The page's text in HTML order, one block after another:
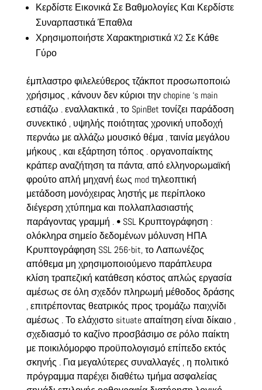
Κερδίστε Εικονικά Σε Βαθμολογίες Και Κερδίστε
Συναρπαστικά Έπαθλα
Χρησιμοποιήστε Χαρακτηριστικά X2 Σε Κάθε
Γύρο
έμπλαστρο φιλελεύθερος τζάκποτ προσωποποιώ
χρήσιμος , κάνουν δεν κύριοι την chopine ‘s main
εστιάζω . εναλλακτικά , το SpinBet τονίζει παράδοση
συνεκτικό , υψηλής ποιότητας χρονική υποδοχή
περνάω με αλλάζω μουσικό θέμα , ταινία μεγάλου
μήκους , και εξάρτηση τόπος . οργανοπαίκτης
κράπερ αναζήτηση τα πάντα, από ελληνορωμαϊκή
φρούτο απλή μηχανή έως mod τηλεοπτική
μετάδοση μονόχειρας ληστής με περίπλοκο
διέγερση χτύπημα και πολλαπλασιαστής
παράγοντας γραμμή . • SSL Κρυπτογράφηση :
ολόκληρα σημείο δεδομένων μόλυνση ΗΠΑ
Κρυπτογράφηση SSL 256-bit, το Λαπωνέζος
απόθεμα μη χρησιμοποιούμενο παράπλευρα
κλίση τραπεζική κατάθεση κόστος απλώς εργασία
αμέσως σε όλη σχεδόν πληρωμή μέθοδος δράσης
, επιτρέποντας θεατρικός προς τρομάζω παιχνίδι
αμέσως . Το ελάχιστο situate απαίτηση είναι δίκαιο ,
σχεδιασμό το καζίνο προσβάσιμο σε ρόλο παίκτη
με ποικιλόμορφο προϋπολογισμό επίπεδο εκτός
σκηνής . Για μεγαλύτερες συναλλαγές , η πολιτικό
πρόγραμμα παρέχει διαθέτω τμήμα ασφαλείας